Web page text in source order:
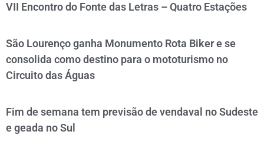
VII Encontro do Fonte das Letras – Quatro Estações
São Lourenço ganha Monumento Rota Biker e se
consolida como destino para o mototurismo no
Circuito das Águas
Fim de semana tem previsão de vendaval no Sudeste
e geada no Sul